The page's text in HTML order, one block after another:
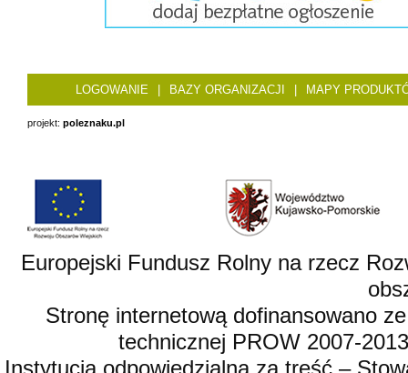
LOGOWANIE BAZY ORGANIZACJI MAPY
projekt: poleznaku.pl
Europejski Fundusz Rolny na rzecz
Stronę internetową dofinansowano
technicznej PROW 2007-
Instytucja odpowiedzialna za treść –